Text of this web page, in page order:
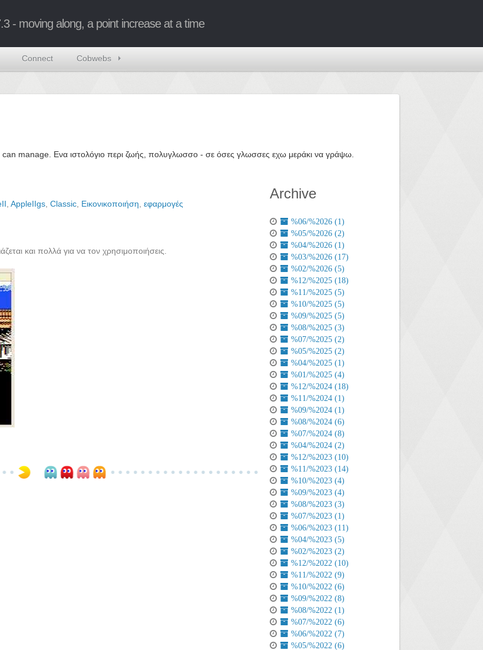
- moving along, a point increase at a time
Connect Cobwebs
manage. Ενα ιστολόγιο περι ζωής, πολυγλωσσο - σε όσες γλωσσες εχω μεράκι να γράψω.
AppleIIgs Classic Εικονικοποιήση εφαρμογές
και πολλά για να τον χρησιμοποιήσεις.
Archive
%06/%2026 (1)
%05/%2026 (2)
%04/%2026 (1)
%03/%2026 (17)
%02/%2026 (5)
%12/%2025 (18)
%11/%2025 (5)
%10/%2025 (5)
%09/%2025 (5)
%08/%2025 (3)
%07/%2025 (2)
%05/%2025 (2)
%04/%2025 (1)
%01/%2025 (4)
%12/%2024 (18)
%11/%2024 (1)
%09/%2024 (1)
%08/%2024 (6)
%07/%2024 (8)
%04/%2024 (2)
%12/%2023 (10)
%11/%2023 (14)
%10/%2023 (4)
%09/%2023 (4)
%08/%2023 (3)
%07/%2023 (1)
%06/%2023 (11)
%04/%2023 (5)
%02/%2023 (2)
%12/%2022 (10)
%11/%2022 (9)
%10/%2022 (6)
%09/%2022 (8)
%08/%2022 (1)
%07/%2022 (6)
%06/%2022 (7)
%05/%2022 (6)